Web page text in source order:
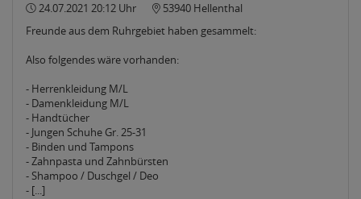
24.07.2021 20:12 Uhr
53940 Hellenthal
Freunde aus dem Ruhrgebiet haben gesammelt:
Also folgendes wäre vorhanden:
- Herrenkleidung M/L
- Damenkleidung M/L
- Handtücher
- Jungen Schuhe Gr. 25-31
- Binden und Tampons
- Zahnpasta und Zahnbürsten
- Shampoo / Duschgel / Deo
- [...]